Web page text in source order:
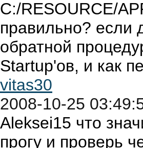
С:/RESOURCE/
правильно? если
обратной
Startup'ов, и как
vitas30
2008-10-25
Aleksei15 что
прогу и проверь